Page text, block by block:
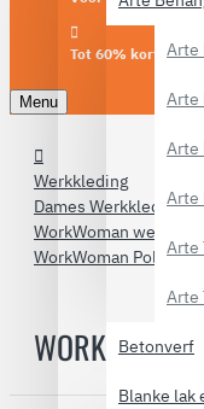
Arte
Arte
Arte
Arte
Arte
Arte
Betonverf
Blanke lak
Tot 60% korting
Menu
Werkkleding
Dames Werkkleding
WorkWoman
WorkWoman